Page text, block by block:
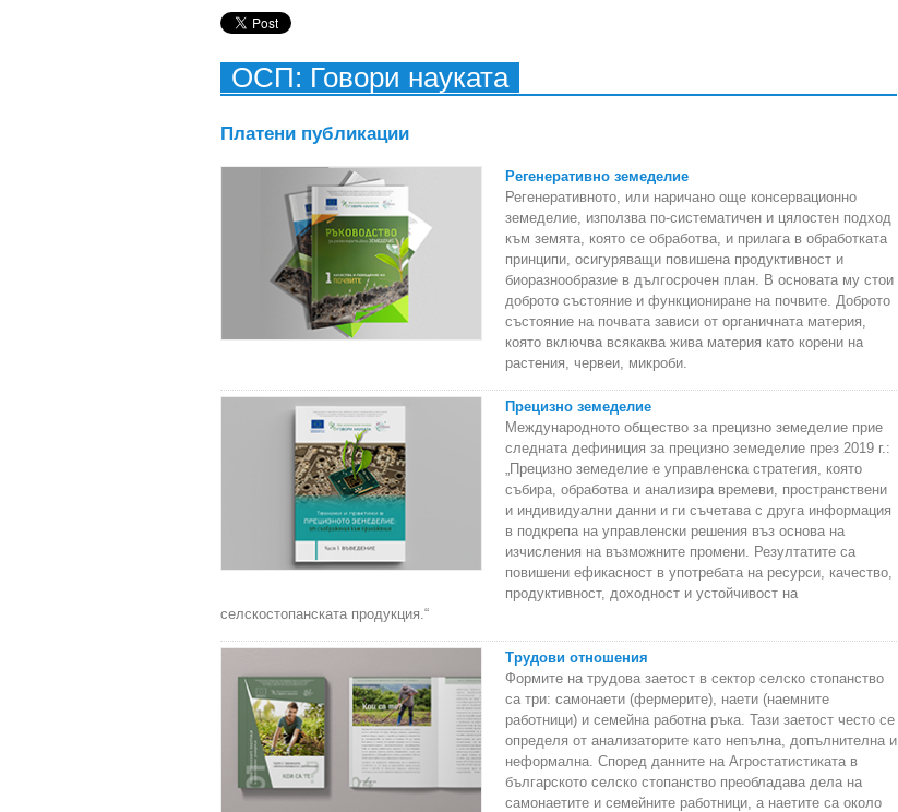
ОСП: Говори науката
Платени публикации
Регенеративно земеделие
Регенеративното, или наричано още консервационно
земеделие, използва по-систематичен и цялостен подход
към земята, която се обработва, и прилага в обработката
принципи, осигуряващи повишена продуктивност и
биоразнообразие в дългосрочен план. В основата му стои
доброто състояние и функциониране на почвите. Доброто
състояние на почвата зависи от органичната материя,
която включва всякаква жива материя като корени на
растения, червеи, микроби.
Прецизно земеделие
Международното общество за прецизно земеделие прие
следната дефиниция за прецизно земеделие през 2019 г.:
„Прецизно земеделие е управленска стратегия, която
събира, обработва и анализира времеви, пространствени
и индивидуални данни и ги съчетава с друга информация
в подкрепа на управленски решения въз основа на
изчисления на възможните промени. Резултатите са
повишени ефикасност в употребата на ресурси, качество,
продуктивност, доходност и устойчивост на
селскостопанската продукция.“
Трудови отношения
Формите на трудова заетост в сектор селско стопанство
са три: самонаети (фермерите), наети (наемните
работници) и семейна работна ръка. Тази заетост често се
определя от анализаторите като непълна, допълнителна и
неформална. Според данните на Агростатистиката в
българското селско стопанство преобладава дела на
самонаетите и семейните работници, а наетите са около